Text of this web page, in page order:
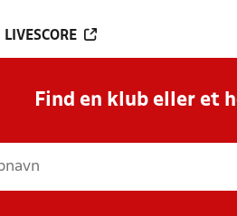
LIVESCORE
Find en klub eller et